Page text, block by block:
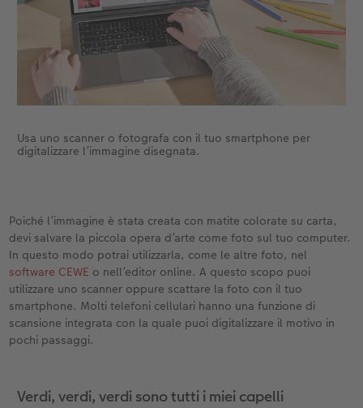
Usa uno scanner o fotografa con il tuo smartphone per
digitalizzare l’immagine disegnata.
Poiché l’immagine è stata creata con matite colorate su carta,
devi salvare la piccola opera d’arte come foto sul tuo computer.
In questo modo potrai utilizzarla, come le altre foto, nel
software CEWE o nell’editor online. A questo scopo puoi
utilizzare uno scanner oppure scattare la foto con il tuo
smartphone. Molti telefoni cellulari hanno una funzione di
scansione integrata con la quale puoi digitalizzare il motivo in
pochi passaggi.
Verdi, verdi, verdi sono tutti i miei capelli